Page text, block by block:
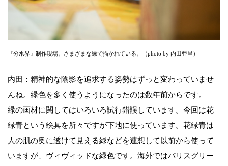
『分水界』制作現場。さまざまな緑で描かれている。（photo by 内田亜里）
内田：精神的な陰影を追求する姿勢はずっと変わっていませ
んね。緑色を多く使うようになったのは数年前からです。
緑の画材に関してはいろいろ試行錯誤しています。今回は花
緑青という絵具を所々ですが下地に使っています。花緑青は
人の肌の奥に透けて見える緑などを連想して以前から使って
いますが、ヴィヴィッドな緑色です。海外ではパリスグリー